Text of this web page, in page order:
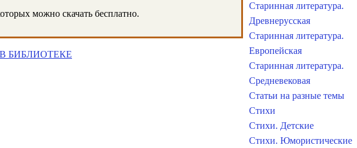
можно скачать бесплатно.
БИБЛИОТЕКЕ
Старинная литература.
Древнерусская
Старинная литература.
Европейская
Старинная литература.
Средневековая
Статьи на разные темы
Стихи
Стихи. Детские
Стихи. Юмористические